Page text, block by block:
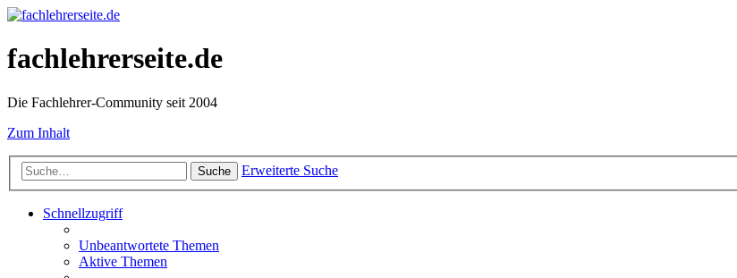
fachlehrerseite.de
Die Fachlehrer-Community seit 2004
Zum Inhalt
Suche Erweiterte Suche
Schnellzugriff
Unbeantwortete Themen
Aktive Themen